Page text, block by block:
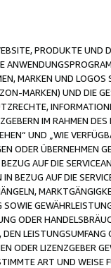
PRODUKTE UND
MARKEN UND
MARKEN) UND DIE
IM RAHMEN
UND „WIE
ODER ÜBERNEHMEN
AUF DIE
BEZUG AUF DIE
ODER
ODER LIZENZGEBER
ART UND